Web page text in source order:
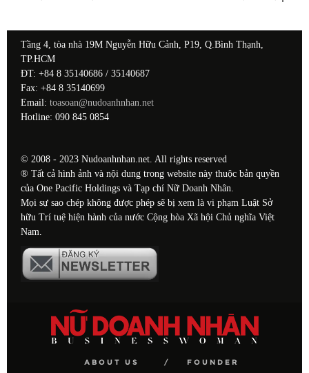
Tầng 4, tòa nhà 19M Nguyễn Hữu Cảnh, P19, Q.Bình Thạnh,
TP.HCM
ĐT: +84 8 35140686 / 35140687
Fax: +84 8 35140699
Email: toasoan@nudoanhnhan.net
Hotline: 090 845 0854
© 2008 - 2023 Nudoanhnhan.net. All rights reserved
® Tất cả hình ảnh và nội dung trong website này thuộc bản quyền
của One Pacific Holdings và Tạp chí Nữ Doanh Nhân.
Mọi sự sao chép không được phép sẽ bị xem là vi phạm Luật Sở
hữu Trí tuệ hiện hành của nước Cộng hòa Xã hội Chủ nghĩa Việt
Nam.
ABOUT US FOUNDER